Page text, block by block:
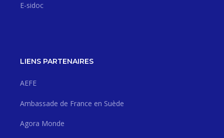
E-sidoc
LIENS PARTENAIRES
AEFE
Ambassade de France en Suède
Agora Monde